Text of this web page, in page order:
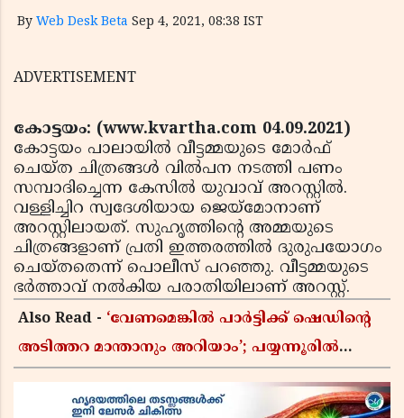
By Web Desk Beta Sep 4, 2021, 08:38 IST
ADVERTISEMENT
കോട്ടയം: (www.kvartha.com 04.09.2021)
കോട്ടയം പാലായില്‍ വീട്ടമ്മയുടെ മോര്‍ഫ്
ചെയ്ത ചിത്രങ്ങള്‍ വില്‍പന നടത്തി പണം
സമ്പാദിച്ചെന്ന കേസില്‍ യുവാവ് അറസ്റ്റില്‍.
വള്ളിച്ചിറ സ്വദേശിയായ ജെയ്‌മോനാണ്
അറസ്റ്റിലായത്. സുഹൃത്തിന്റെ അമ്മയുടെ
ചിത്രങ്ങളാണ് പ്രതി ഇത്തരത്തില്‍ ദുരുപയോഗം
ചെയ്തതെന്ന് പൊലീസ് പറഞ്ഞു. വീട്ടമ്മയുടെ
ഭര്‍ത്താവ് നല്‍കിയ പരാതിയിലാണ് അറസ്റ്റ്.
Also Read - ‘വേണമെങ്കിൽ പാർട്ടിക്ക് ഷെഡിൻ്റെ
അടിത്തറ മാന്താനും അറിയാം’; പയ്യന്നൂരിൽ